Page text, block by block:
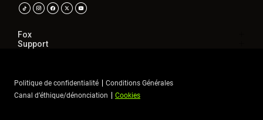
Fox
Support
Politique de confidentialité
Conditions Générales
Canal d’éthique/dénonciation
Cookies